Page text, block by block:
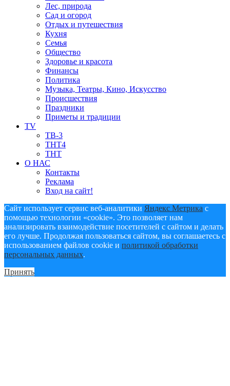
Лес, природа
Сад и огород
Отдых и путешествия
Кухня
Семья
Общество
Здоровье и красота
Финансы
Политика
Музыка, Театры, Кино, Искусство
Происшествия
Праздники
Приметы и традиции
TV
ТВ-3
ТНТ4
ТНТ
О НАС
Контакты
Реклама
Вход на сайт!
Сайт использует сервис веб-аналитики Яндекс Метрика с
помощью технологии «cookie». Это позволяет нам
анализировать взаимодействие посетителей с сайтом и делать
его лучше. Продолжая пользоваться сайтом, вы соглашаетесь с
использованием файлов cookie и политикой обработки
персональных данных.
Принять